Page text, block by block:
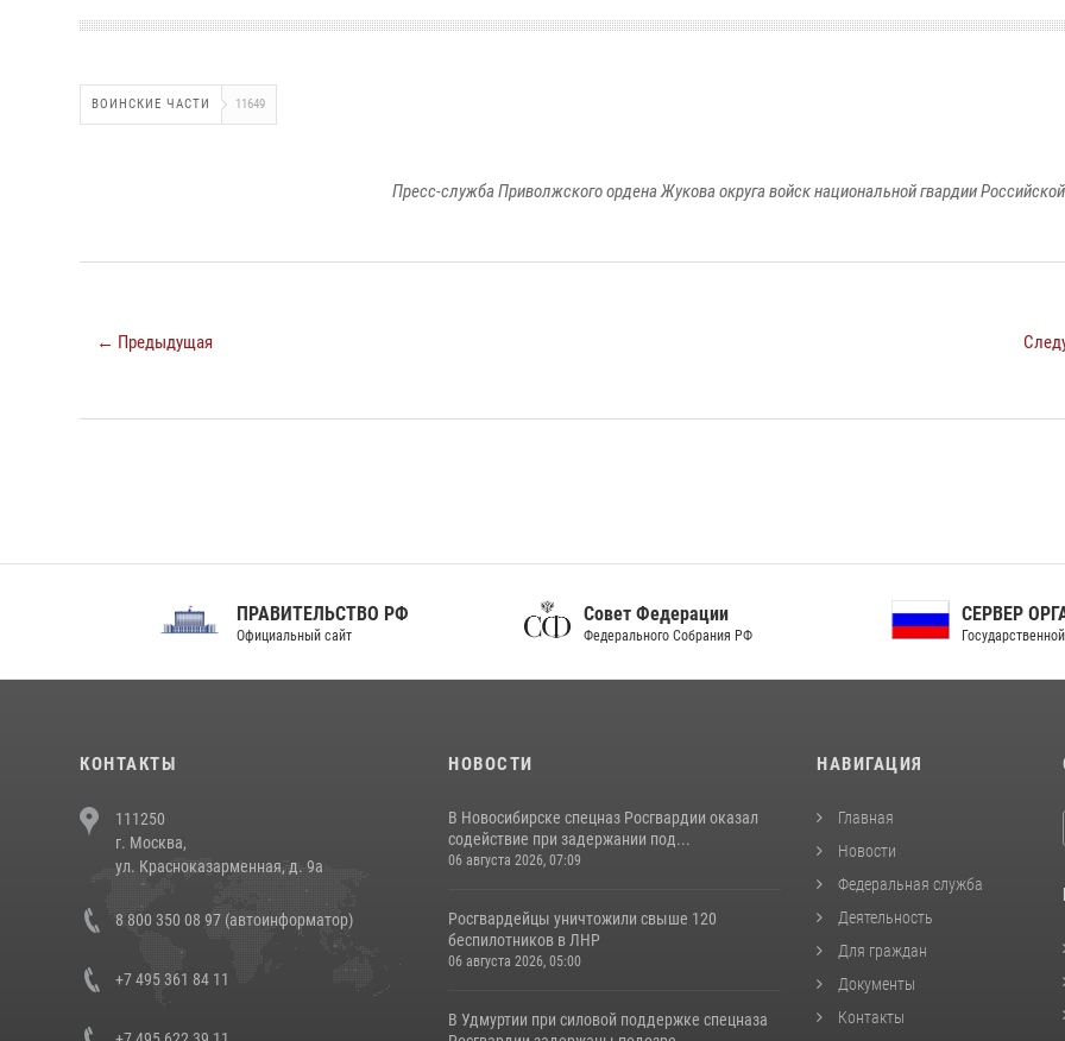
ВОИНСКИЕ ЧАСТИ 11649
Пресс-служба Приволжского ордена Жукова округа войск национальной гвардии
← Предыдущая
ПРАВИТЕЛЬСТВО РФ
Официальный сайт
Совет Федерации
Федерального Собрания РФ
СЕРВЕР ОРГАНОВ
Государственной власти РФ
КОНТАКТЫ
111250
г. Москва,
ул. Красноказарменная, д. 9а
8 800 350 08 97 (автоинформатор)
+7 495 361 84 11
НОВОСТИ
В Новосибирске спецназ Росгвардии оказал
содействие при задержании под...
06 августа 2026, 07:09
Росгвардейцы уничтожили свыше 120
беспилотников в ЛНР
06 августа 2026, 05:00
В Удмуртии при силовой поддержке спецназа
НАВИГАЦИЯ
Главная
Новости
Федеральная служба
Деятельность
Для граждан
Документы
Контакты